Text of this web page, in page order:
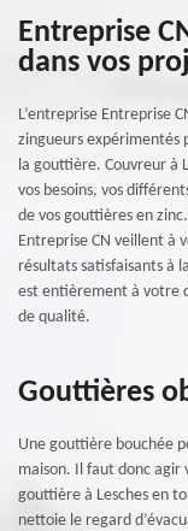
Entreprise
dans vos
L’entreprise Entreprise
zingueurs expérimentés
la gouttière. Couvreur à
vos besoins, vos
de vos gouttières en
Entreprise CN veillent à
résultats satisfaisants à
est entièrement à votre
de qualité.
Gouttières
Une gouttière bouchée
maison. Il faut donc
gouttière à Lesches en
nettoie le regard